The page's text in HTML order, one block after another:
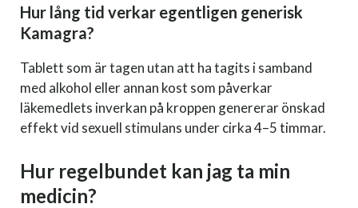
Hur lång tid verkar egentligen generisk
Kamagra?
Tablett som är tagen utan att ha tagits i samband
med alkohol eller annan kost som påverkar
läkemedlets inverkan på kroppen genererar önskad
effekt vid sexuell stimulans under cirka 4–5 timmar.
Hur regelbundet kan jag ta min
medicin?